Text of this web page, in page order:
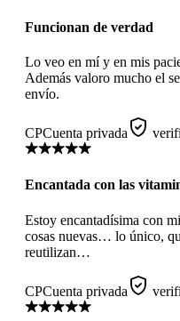
Funcionan de verdad
Lo veo en mí y en mis
Además valoro mucho el
envío.
CPCuenta privada
Encantada con las
Estoy encantadísima con
cosas nuevas… lo único,
reutilizan…
CPCuenta privada